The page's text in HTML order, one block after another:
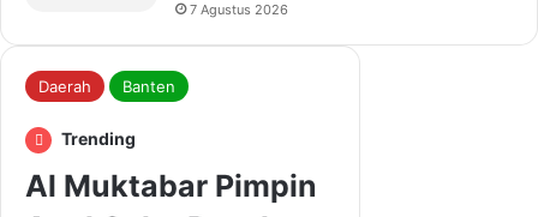
7 Agustus 2026